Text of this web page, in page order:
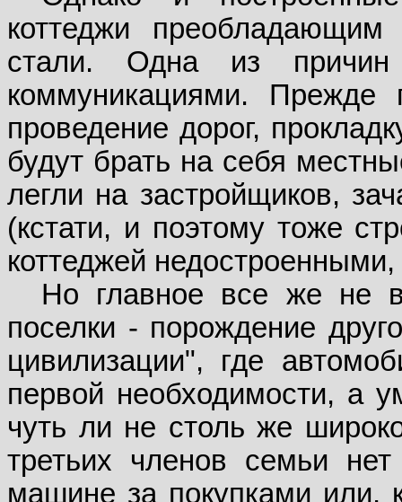
коттеджи
стали. Одна из
коммуникациями. Прежде
проведение дорог,
будут брать на себя
легли на застройщиков,
(кстати, и поэтому тоже
коттеджей недостроенными,
Но главное все же не
поселки - порождение
цивилизации", где
первой необходимости, а
чуть ли не столь же
третьих членов семьи
машине за покупками или,